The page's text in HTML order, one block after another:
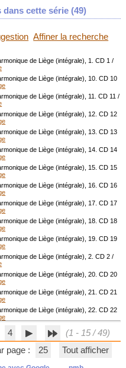
dans cette série (49)
Affiner la recherche
de Liège (intégrale), 1. CD 1 /
de Liège (intégrale), 10. CD 10
de Liège (intégrale), 11. CD 11 /
de Liège (intégrale), 12. CD 12
de Liège (intégrale), 13. CD 13
de Liège (intégrale), 14. CD 14
de Liège (intégrale), 15. CD 15
de Liège (intégrale), 16. CD 16
de Liège (intégrale), 17. CD 17
de Liège (intégrale), 18. CD 18
de Liège (intégrale), 19. CD 19
de Liège (intégrale), 2. CD 2 /
de Liège (intégrale), 20. CD 20
de Liège (intégrale), 21. CD 21
de Liège (intégrale), 22. CD 22
4
(1 - 15 / 49)
page :
25 Tout afficher